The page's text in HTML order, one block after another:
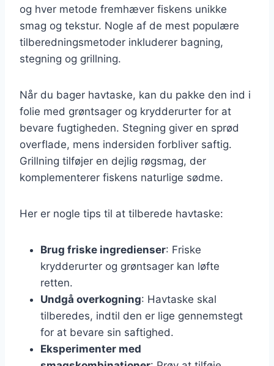
og hver metode fremhæver fiskens unikke
smag og tekstur. Nogle af de mest populære
tilberedningsmetoder inkluderer bagning,
stegning og grillning.
Når du bager havtaske, kan du pakke den ind i
folie med grøntsager og krydderurter for at
bevare fugtigheden. Stegning giver en sprød
overflade, mens indersiden forbliver saftig.
Grillning tilføjer en dejlig røgsmag, der
komplementerer fiskens naturlige sødme.
Her er nogle tips til at tilberede havtaske:
Brug friske ingredienser: Friske
krydderurter og grøntsager kan løfte
retten.
Undgå overkogning: Havtaske skal
tilberedes, indtil den er lige gennemstegt
for at bevare sin saftighed.
Eksperimenter med